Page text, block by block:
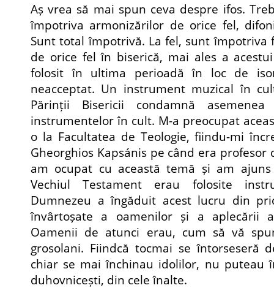
Aș vrea să mai spun ceva despre ifos.
împotriva armonizărilor de orice fel,
Sunt total împotrivă. La fel, sunt
de orice fel în biserică, mai ales a
folosit în ultima perioadă în loc de
neacceptat. Un instrument muzical în
Părinții Bisericii condamnă
instrumentelor în cult. M-a preocupat
o la Facultatea de Teologie, fiindu-mi
Gheorghios Kapsánis pe când era profesor
am ocupat cu această temă și am
Vechiul Testament erau folosite
Dumnezeu a îngăduit acest lucru din
învârtoșate a oamenilor și a aplecării
Oamenii de atunci erau, cum să vă
grosolani. Fiindcă tocmai se întorseseră
chiar se mai închinau idolilor, nu puteau
duhovnicești, din cele înalte.